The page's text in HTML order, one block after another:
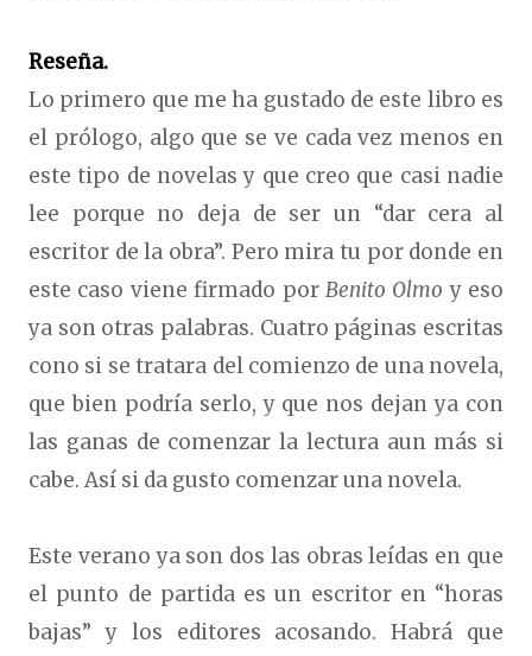
Reseña.
Lo primero que me ha gustado de este libro es
el prólogo, algo que se ve cada vez menos en
este tipo de novelas y que creo que casi nadie
lee porque no deja de ser un “dar cera al
escritor de la obra”. Pero mira tu por donde en
este caso viene firmado por Benito Olmoy eso
ya son otras palabras. Cuatro páginas escritas
cono si se tratara del comienzo de una novela,
que bien podría serlo, y que nos dejan ya con
las ganas de comenzar la lectura aun más si
cabe. Así si da gusto comenzar una novela.
Este verano ya son dos las obras leídas en que
el punto de partida es un escritor en “horas
bajas” y los editores acosando. Habrá que